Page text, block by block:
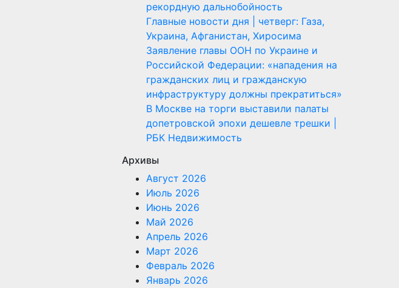
рекордную дальнобойность
Главные новости дня | четверг: Газа,
Украина, Афганистан, Хиросима
Заявление главы ООН по Украине и
Российской Федерации: «нападения на
гражданских лиц и гражданскую
инфраструктуру должны прекратиться»
В Москве на торги выставили палаты
допетровской эпохи дешевле трешки |
РБК Недвижимость
Архивы
Август 2026
Июль 2026
Июнь 2026
Май 2026
Апрель 2026
Март 2026
Февраль 2026
Январь 2026